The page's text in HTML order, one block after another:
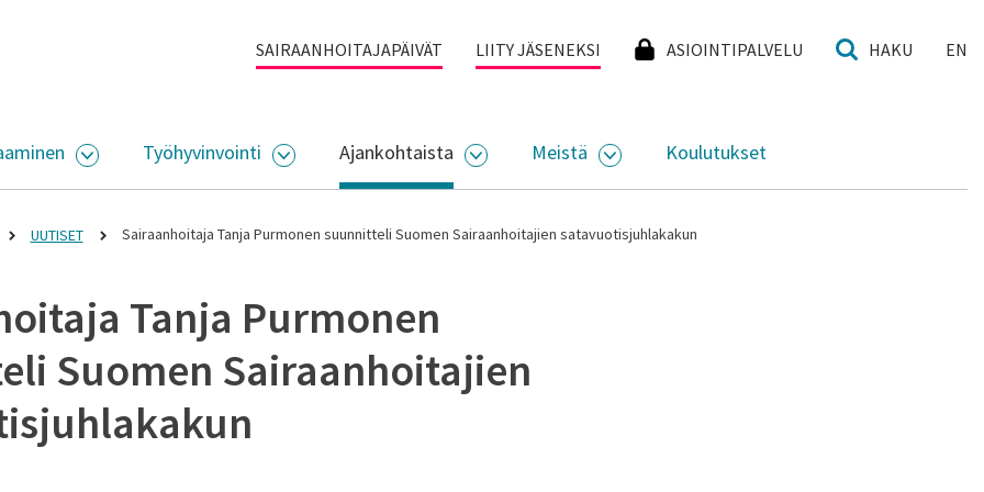
SAIRAANHOITAJAPÄIVÄT LIITY JÄSENEKSI ASIOINTIPALVELU HAKU EN
AVAA ALASIVUJEN VALIKKO
Työhyvinvointi
AVAA ALASIVUJEN VALIKKO
Ajankohtaista
AVAA ALASIVUJEN VALIKKO
Meistä
AVAA ALASIVUJEN VALIKKO
Koulutukset
UUTISET Sairaanhoitaja Tanja Purmonen suunnitteli Suomen Sairaanhoitajien satavuotisjuhlakakun
Tanja Purmonen
Suomen Sairaanhoitajien